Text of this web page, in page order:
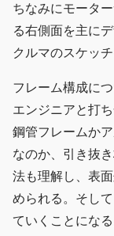
ちなみにモータ
る右側面を主に
クルマのスケッ
フレーム構成に
エンジニアと打
鋼管フレームか
なのか、引き抜
法も理解し、表
められる。そし
ていくことになる